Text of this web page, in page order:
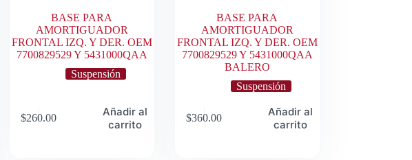
BASE PARA
AMORTIGUADOR
FRONTAL IZQ. Y DER. OEM
7700829529 Y 5431000QAA
Suspensión
$260.00
Añadir al
carrito
BASE PARA
AMORTIGUADOR
FRONTAL IZQ. Y DER. OEM
7700829529 Y 5431000QAA
BALERO
Suspensión
$360.00
Añadir al
carrito